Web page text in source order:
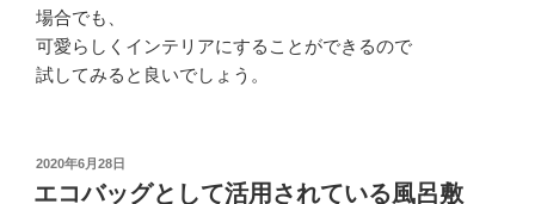
場合でも、
可愛らしくインテリアにすることができるので
試してみると良いでしょう。
投
稿
2020年6月28日
エコバッグとして活用されている風呂敷